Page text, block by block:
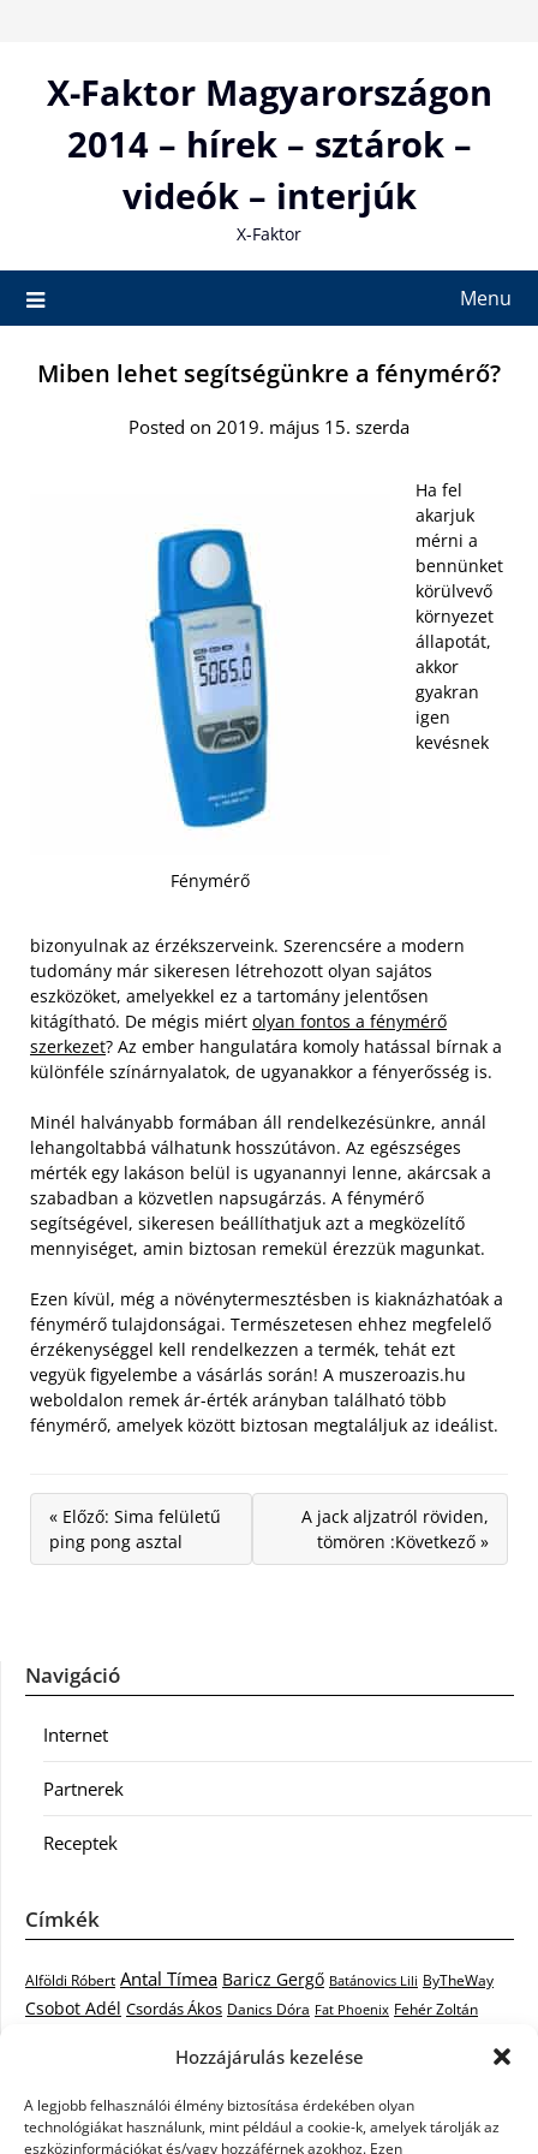
Hozzájárulás kezelése
A legjobb felhasználói élmény biztosítása érdekében olyan
technológiákat használunk, mint például a cookie-k, amelyek tárolják az
eszközinformációkat és/vagy hozzáférnek azokhoz. Ezen
contentX-Faktor Magyarországon
2014 – hírek – sztárok –
videók – interjúk
X-Faktor
Menu
Miben lehet segítségünkre a fénymérő?
Posted on 2019. május 15. szerda
Fénymérő
Ha fel
akarjuk
mérni a
bennünket
körülvevő
környezet
állapotát,
akkor
gyakran
igen
kevésnek
bizonyulnak az érzékszerveink. Szerencsére a modern
tudomány már sikeresen létrehozott olyan sajátos
eszközöket, amelyekkel ez a tartomány jelentősen
kitágítható. De mégis miért olyan fontos a fénymérő
szerkezet? Az ember hangulatára komoly hatással bírnak a
különféle színárnyalatok, de ugyanakkor a fényerősség is.
Minél halványabb formában áll rendelkezésünkre, annál
lehangoltabbá válhatunk hosszútávon. Az egészséges
mérték egy lakáson belül is ugyanannyi lenne, akárcsak a
szabadban a közvetlen napsugárzás. A fénymérő
segítségével, sikeresen beállíthatjuk azt a megközelítő
mennyiséget, amin biztosan remekül érezzük magunkat.
Ezen kívül, még a növénytermesztésben is kiaknázhatóak a
fénymérő tulajdonságai. Természetesen ehhez megfelelő
érzékenységgel kell rendelkezzen a termék, tehát ezt
vegyük figyelembe a vásárlás során! A muszeroazis.hu
weboldalon remek ár-érték arányban található több
fénymérő, amelyek között biztosan megtaláljuk az ideálist.
« Előző: Sima felületű
ping pong asztal
A jack aljzatról röviden,
tömören :Következő »
Navigáció
Internet
Partnerek
Receptek
Címkék
Alföldi Róbert Antal Tímea Baricz Gergő Batánovics Lili ByTheWay
Csobot Adél Csordás Ákos Danics Dóra Fat Phoenix Fehér Zoltán
Kovács László Stone
Krasznai Tünde Like LiL C. Malek Miklós mentor Muri Enikő
Nagy Feró Oláh Gergő Péterffy Lili Rocktenors RTL Klub